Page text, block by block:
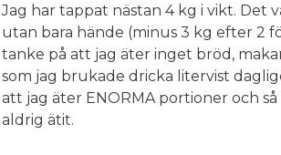
Jag har tappat nästan 4 kg i vikt. Det
utan bara hände (minus 3 kg efter 2
tanke på att jag äter inget bröd,
som jag brukade dricka litervist
att jag äter ENORMA portioner och
aldrig ätit.